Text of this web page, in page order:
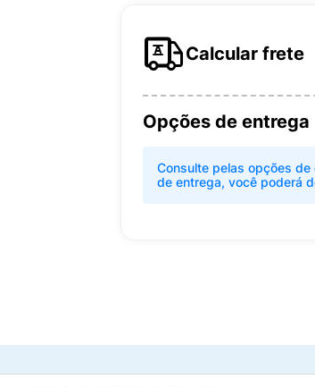
Calcular frete
Opções de entrega
Consulte pelas opções
de entrega, você poderá